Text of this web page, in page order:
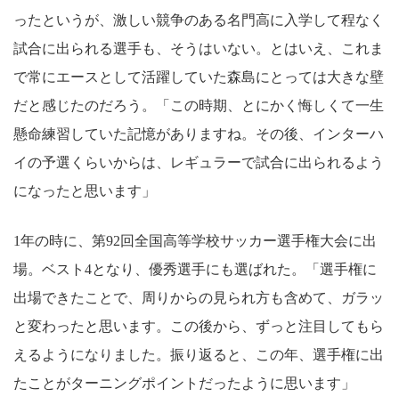
ったというが、激しい競争のある名門高に入学して程なく
試合に出られる選手も、そうはいない。とはいえ、これま
で常にエースとして活躍していた森島にとっては大きな壁
だと感じたのだろう。「この時期、とにかく悔しくて一生
懸命練習していた記憶がありますね。その後、インターハ
イの予選くらいからは、レギュラーで試合に出られるよう
になったと思います」
1年の時に、第92回全国高等学校サッカー選手権大会に出
場。ベスト4となり、優秀選手にも選ばれた。「選手権に
出場できたことで、周りからの見られ方も含めて、ガラッ
と変わったと思います。この後から、ずっと注目してもら
えるようになりました。振り返ると、この年、選手権に出
たことがターニングポイントだったように思います」